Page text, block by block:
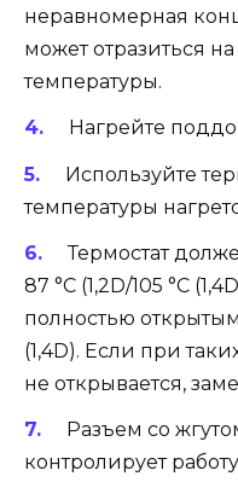
неравномерная
может отразиться
температуры.
Нагрейте
Используйте
температуры
Термостат
87 °С (1,2D/105 °C
полностью открытым
(1,4D). Если при
не открывается,
Разъем со
контролирует